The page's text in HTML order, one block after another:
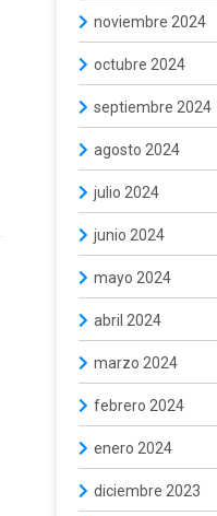
noviembre 2024
octubre 2024
septiembre 2024
agosto 2024
julio 2024
junio 2024
mayo 2024
abril 2024
marzo 2024
febrero 2024
enero 2024
diciembre 2023